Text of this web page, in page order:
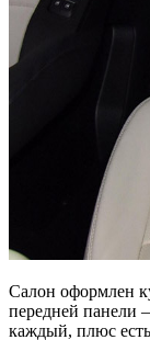
Салон оформлен
передней панели
каждый, плюс